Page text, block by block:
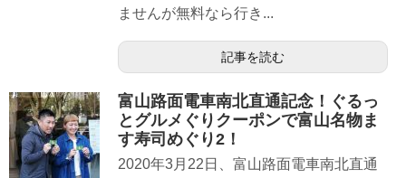
ませんが無料なら行き...
記事を読む
富山路面電車南北直通記念！ぐるっ
とグルメぐりクーポンで富山名物ま
す寿司めぐり2！
2020年3月22日、富山路面電車南北直通